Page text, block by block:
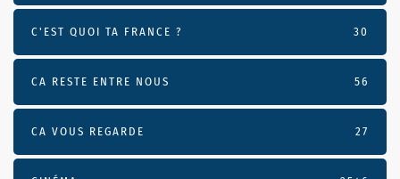
C'EST QUOI TA FRANCE ? 30
CA RESTE ENTRE NOUS 56
CA VOUS REGARDE 27